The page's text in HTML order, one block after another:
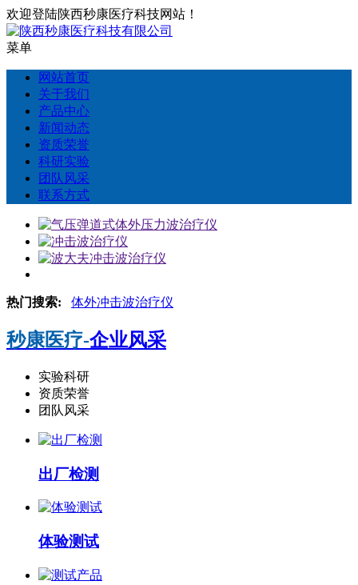
欢迎登陆陕西秒康医疗科技网站！
菜单
网站首页
关于我们
产品中心
新闻动态
资质荣誉
科研实验
团队风采
联系方式
热门搜索: 体外冲击波治疗仪
秒康医疗-企业风采
实验科研
资质荣誉
团队风采
出厂检测
体验测试